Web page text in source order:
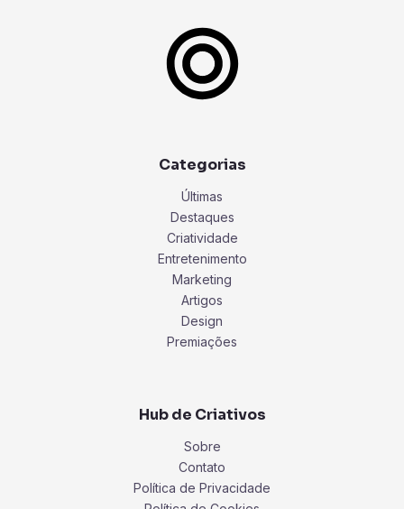
Categorias
Últimas
Destaques
Criatividade
Entretenimento
Marketing
Artigos
Design
Premiações
Hub de Criativos
Sobre
Contato
Política de Privacidade